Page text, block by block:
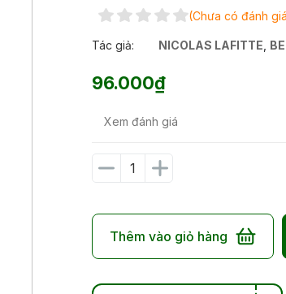
(Chưa có đánh
Tác giả: NICOLAS LAFITTE
96.000₫
Xem đánh giá
Thêm vào giỏ hàng